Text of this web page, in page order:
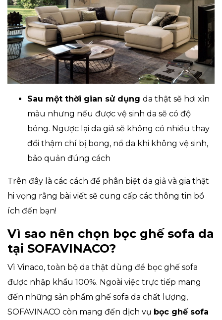
Sau một thời gian sử dụng da thật sẽ hơi xỉn
màu nhưng nếu được vệ sinh da sẽ có độ
bóng. Ngược lại da giả sẽ không có nhiều thay
đổi thậm chí bị bong, nổ da khi không vệ sinh,
bảo quản đúng cách
Trên đây là các cách để phân biệt da giả và gia thật
hi vọng rằng bài viết sẽ cung cấp các thông tin bổ
ích đến bạn!
Vì sao nên chọn bọc ghế sofa da
tại SOFAVINACO?
Vì Vinaco, toàn bộ da thật dùng để bọc ghế sofa
được nhập khẩu 100%. Ngoài việc trực tiếp mang
đến những sản phẩm ghế sofa da chất lượng,
SOFAVINACO còn mang đến dịch vụ bọc ghế sofa